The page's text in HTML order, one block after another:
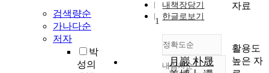
검색량순
가나다순
저자
박
성의
내책장담기
한글로보기
정확도순
정확도
내림차순
1
月巖 朴晟
자료
활용도
높은 자